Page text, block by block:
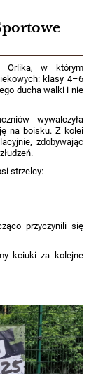
Orlika, w którym
klasy 4–6
ducha walki i nie
wywalczyła
na boisku. Z kolei
zdobywając
strzelcy:
przyczynili się
kciuki za kolejne